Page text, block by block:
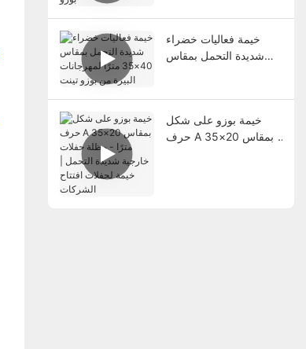
خيمة فعاليات خضراء
شديدة التحمل بمقاس
خيمة بوزو على شكل
حرف A بمقاس 20×35